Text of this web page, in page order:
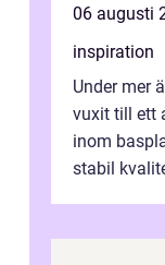
06 augusti
inspiration
Under mer
vuxit till ett
inom
stabil